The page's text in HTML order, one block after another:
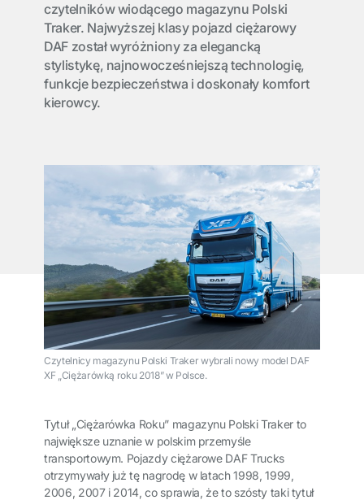
czytelników wiodącego magazynu Polski
Traker. Najwyższej klasy pojazd ciężarowy
DAF został wyróżniony za elegancką
stylistykę, najnowocześniejszą technologię,
funkcje bezpieczeństwa i doskonały komfort
kierowcy.
Czytelnicy magazynu Polski Traker wybrali nowy model DAF
XF „Ciężarówką roku 2018” w Polsce.
Tytuł „Ciężarówka Roku” magazynu Polski Traker to
największe uznanie w polskim przemyśle
transportowym. Pojazdy ciężarowe DAF Trucks
otrzymywały już tę nagrodę w latach 1998, 1999,
2006, 2007 i 2014, co sprawia, że to szósty taki tytuł